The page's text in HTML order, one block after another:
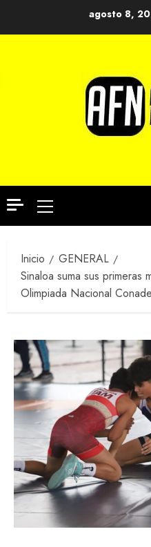
agosto 8,
Menú
principal
Inicio
GENERAL
Sinaloa suma sus primeras
Olimpiada Nacional